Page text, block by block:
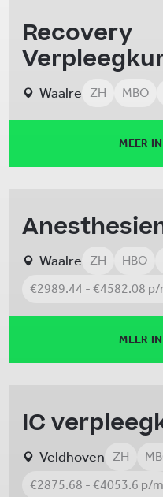
Recovery
Waalre ZH MBO
MEER
Waalre ZH HBO
€2989.44 - €4582.08 p/
MEER
IC
Veldhoven ZH
€2875.68 - €4053.6 p/m